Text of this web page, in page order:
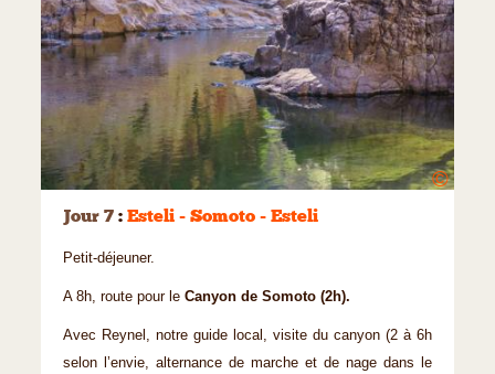
©
Jour 7 : Esteli - Somoto - Esteli
Petit-déjeuner.
A 8h, route pour le Canyon de Somoto (2h).
Avec Reynel, notre guide local, visite du canyon (2 à 6h
selon l’envie, alternance de marche et de nage dans le